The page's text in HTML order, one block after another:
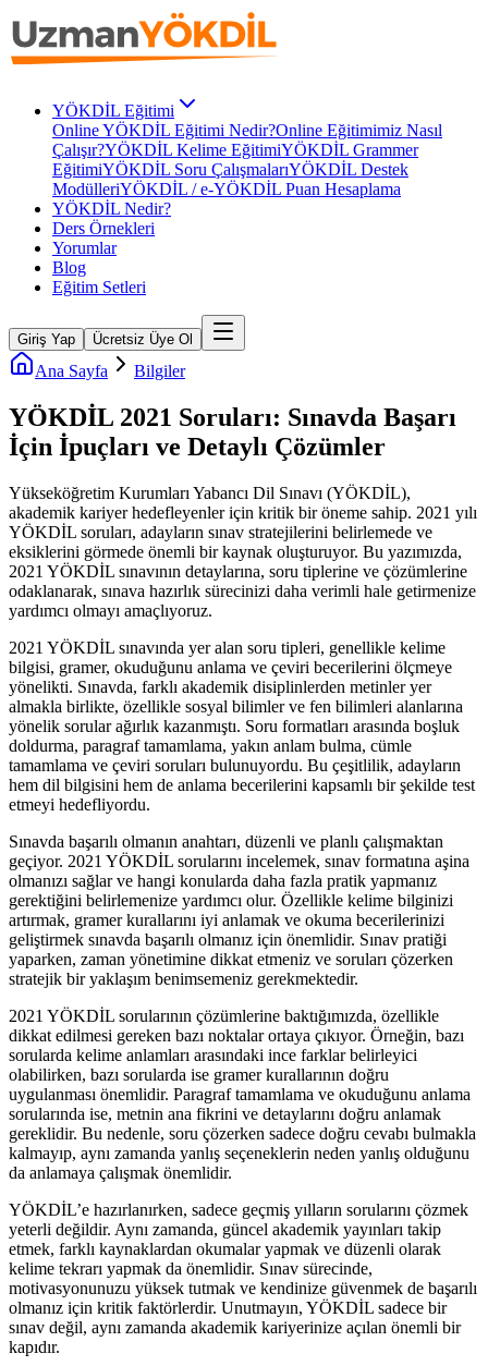
YÖKDİL Eğitimi
Online YÖKDİL Eğitimi Nedir?Online Eğitimimiz Nasıl
Çalışır?YÖKDİL Kelime EğitimiYÖKDİL Grammer
EğitimiYÖKDİL Soru ÇalışmalarıYÖKDİL Destek
ModülleriYÖKDİL / e-YÖKDİL Puan Hesaplama
YÖKDİL Nedir?
Ders Örnekleri
Yorumlar
Blog
Eğitim Setleri
Giriş Yap Ücretsiz Üye Ol
Ana Sayfa Bilgiler
YÖKDİL 2021 Soruları: Sınavda Başarı
İçin İpuçları ve Detaylı Çözümler
Yükseköğretim Kurumları Yabancı Dil Sınavı (YÖKDİL),
akademik kariyer hedefleyenler için kritik bir öneme sahip. 2021 yılı
YÖKDİL soruları, adayların sınav stratejilerini belirlemede ve
eksiklerini görmede önemli bir kaynak oluşturuyor. Bu yazımızda,
2021 YÖKDİL sınavının detaylarına, soru tiplerine ve çözümlerine
odaklanarak, sınava hazırlık sürecinizi daha verimli hale getirmenize
yardımcı olmayı amaçlıyoruz.
2021 YÖKDİL sınavında yer alan soru tipleri, genellikle kelime
bilgisi, gramer, okuduğunu anlama ve çeviri becerilerini ölçmeye
yönelikti. Sınavda, farklı akademik disiplinlerden metinler yer
almakla birlikte, özellikle sosyal bilimler ve fen bilimleri alanlarına
yönelik sorular ağırlık kazanmıştı. Soru formatları arasında boşluk
doldurma, paragraf tamamlama, yakın anlam bulma, cümle
tamamlama ve çeviri soruları bulunuyordu. Bu çeşitlilik, adayların
hem dil bilgisini hem de anlama becerilerini kapsamlı bir şekilde test
etmeyi hedefliyordu.
Sınavda başarılı olmanın anahtarı, düzenli ve planlı çalışmaktan
geçiyor. 2021 YÖKDİL sorularını incelemek, sınav formatına aşina
olmanızı sağlar ve hangi konularda daha fazla pratik yapmanız
gerektiğini belirlemenize yardımcı olur. Özellikle kelime bilginizi
artırmak, gramer kurallarını iyi anlamak ve okuma becerilerinizi
geliştirmek sınavda başarılı olmanız için önemlidir. Sınav pratiği
yaparken, zaman yönetimine dikkat etmeniz ve soruları çözerken
stratejik bir yaklaşım benimsemeniz gerekmektedir.
2021 YÖKDİL sorularının çözümlerine baktığımızda, özellikle
dikkat edilmesi gereken bazı noktalar ortaya çıkıyor. Örneğin, bazı
sorularda kelime anlamları arasındaki ince farklar belirleyici
olabilirken, bazı sorularda ise gramer kurallarının doğru
uygulanması önemlidir. Paragraf tamamlama ve okuduğunu anlama
sorularında ise, metnin ana fikrini ve detaylarını doğru anlamak
gereklidir. Bu nedenle, soru çözerken sadece doğru cevabı bulmakla
kalmayıp, aynı zamanda yanlış seçeneklerin neden yanlış olduğunu
da anlamaya çalışmak önemlidir.
YÖKDİL’e hazırlanırken, sadece geçmiş yılların sorularını çözmek
yeterli değildir. Aynı zamanda, güncel akademik yayınları takip
etmek, farklı kaynaklardan okumalar yapmak ve düzenli olarak
kelime tekrarı yapmak da önemlidir. Sınav sürecinde,
motivasyonunuzu yüksek tutmak ve kendinize güvenmek de başarılı
olmanız için kritik faktörlerdir. Unutmayın, YÖKDİL sadece bir
sınav değil, aynı zamanda akademik kariyerinize açılan önemli bir
kapıdır.